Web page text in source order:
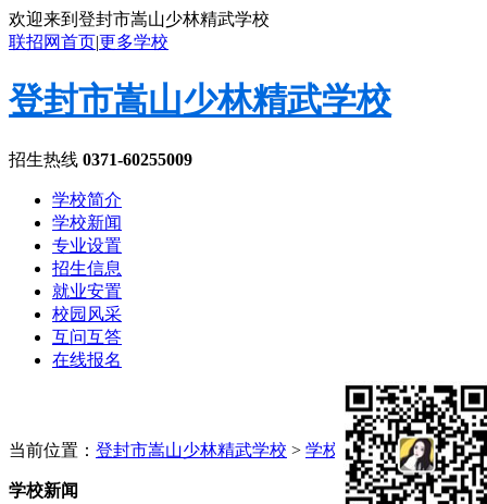
欢迎来到登封市嵩山少林精武学校
联招网首页|更多学校
登封市嵩山少林精武学校
招生热线 0371-60255009
学校简介
学校新闻
专业设置
招生信息
就业安置
校园风采
互问互答
在线报名
当前位置： 登封市嵩山少林精武学校 > 学校新闻
学校新闻